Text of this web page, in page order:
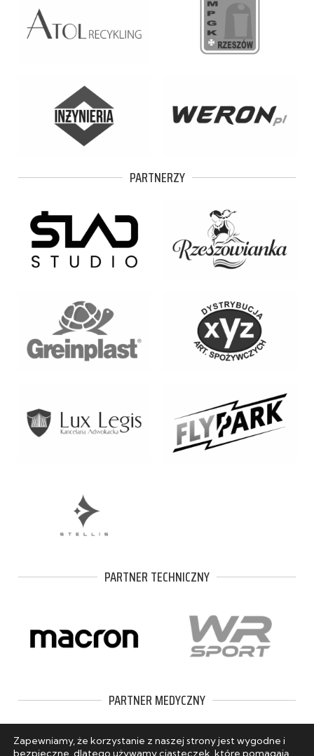
PARTNERZY
PARTNER TECHNICZNY
PARTNER MEDYCZNY
Zapewniamy, że korzystanie z naszej strony jest wygodne i
bezpieczne, dlatego używamy ciasteczek, które pomagają